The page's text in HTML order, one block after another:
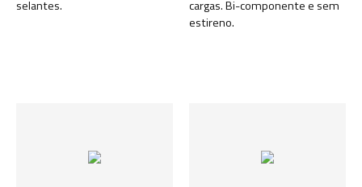
selantes.
cargas. Bi-componente e sem
estireno.